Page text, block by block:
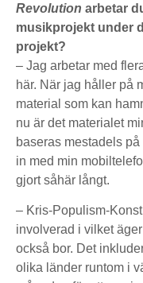
Revolution arbetar
musikprojekt under
projekt?
– Jag arbetar med
här. När jag håller på
material som kan
nu är det materialet
baseras mestadels
in med min
gjort såhär långt.
– Kris-Populism-
involverad i vilket
också bor. Det
olika länder runtom i